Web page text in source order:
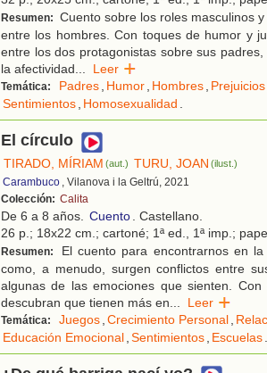
Resumen: Cuento sobre los roles masculinos
entre los hombres. Con toques de humor y
entre los dos protagonistas sobre sus
la afectividad... Leer
Temática: Padres, Humor, Hombres, Prejuicios
Sentimientos, Homosexualidad .
El círculo
TIRADO, MÍRIAM (aut.) TURU, JOAN (ilust.)
Carambuco , Vilanova i la Geltrú, 2021
Colección: Calita
De 6 a 8 años. Cuento. Castellano.
26 p.; 18x22 cm.; cartoné; 1ª ed., 1ª imp.;
Resumen:
El cuento para encontrarnos en
como, a menudo, surgen conflictos entre
algunas de las emociones que sienten.
descubran que tienen más en... Leer
Temática: Juegos,Crecimiento Personal,
Educación Emocional,Sentimientos, Escuelas.